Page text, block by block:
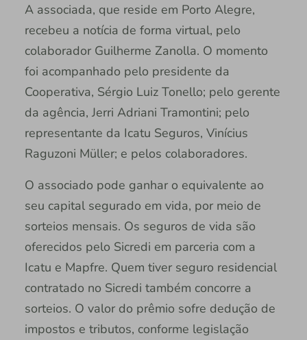
A associada, que reside em Porto Alegre,
recebeu a notícia de forma virtual, pelo
colaborador Guilherme Zanolla. O momento
foi acompanhado pelo presidente da
Cooperativa, Sérgio Luiz Tonello; pelo gerente
da agência, Jerri Adriani Tramontini; pelo
representante da Icatu Seguros, Vinícius
Raguzoni Müller; e pelos colaboradores.
O associado pode ganhar o equivalente ao
seu capital segurado em vida, por meio de
sorteios mensais. Os seguros de vida são
oferecidos pelo Sicredi em parceria com a
Icatu e Mapfre. Quem tiver seguro residencial
contratado no Sicredi também concorre a
sorteios. O valor do prêmio sofre dedução de
impostos e tributos, conforme legislação